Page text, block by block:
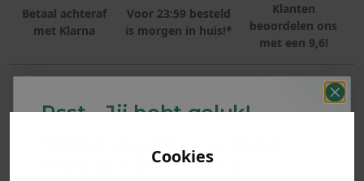
Cookies
Betaal achteraf
met Klarna
Voor 23:59 besteld
is morgen in huis!*
Klanten
beoordelen ons
met een 9,6!
Psst... Jij hebt geluk!
Welke mystery
krijg jij? (Tot-30%